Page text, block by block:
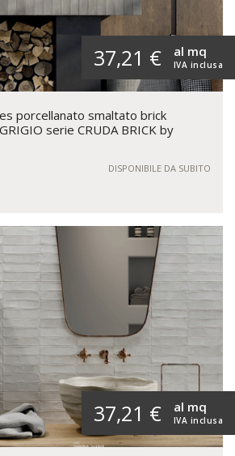
37,21 € IVA inclusa
al mq
porcellanato smaltato brick
serie CRUDA BRICK by
DISPONIBILE DA SUBITO
37,21 € IVA inclusa
al mq